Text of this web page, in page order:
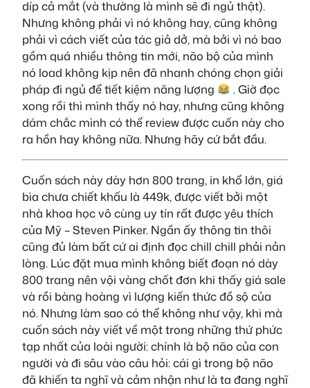
díp cả mắt (và thường là mình sẽ đi ngủ thật).
Nhưng không phải vì nó không hay, cũng không
phải vì cách viết của tác giả dở, mà bởi vì nó bao
gồm quá nhiều thông tin mới, não bộ của mình
nó load không kịp nên đã nhanh chóng chọn giải
pháp đi ngủ để tiết kiệm năng lượng
. Giờ đọc
xong rồi thì mình thấy nó hay, nhưng cũng không
dám chắc mình có thể review được cuốn này cho
ra hồn hay không nữa. Nhưng hãy cứ bắt đầu.
Cuốn sách này dày hơn 800 trang, in khổ lớn, giá
bìa chưa chiết khấu là 449k, được viết bởi một
nhà khoa học vô cùng uy tín rất được yêu thích
của Mỹ – Steven Pinker. Ngần ấy thông tin thôi
cũng đủ làm bất cứ ai định đọc chill chill phải nản
lòng. Lúc đặt mua mình không biết đoạn nó dày
800 trang nên vội vàng chốt đơn khi thấy giá sale
và rồi bàng hoàng vì lượng kiến thức đồ sộ của
nó. Nhưng làm sao có thể không như vậy, khi mà
cuốn sách này viết về một trong những thứ phức
tạp nhất của loài người: chính là bộ não của con
người và đi sâu vào câu hỏi: cái gì trong bộ não
đã khiến ta nghĩ và cảm nhận như là ta đang nghĩ